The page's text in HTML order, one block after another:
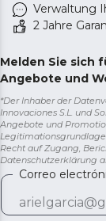
Verwaltung
2 Jahre
Melden Sie sich
Angebote und
*Der Inhaber der
Innovaciones S.L. und
Angebote und
Recht auf Zugang,
Datenschutzerklärung
Correo